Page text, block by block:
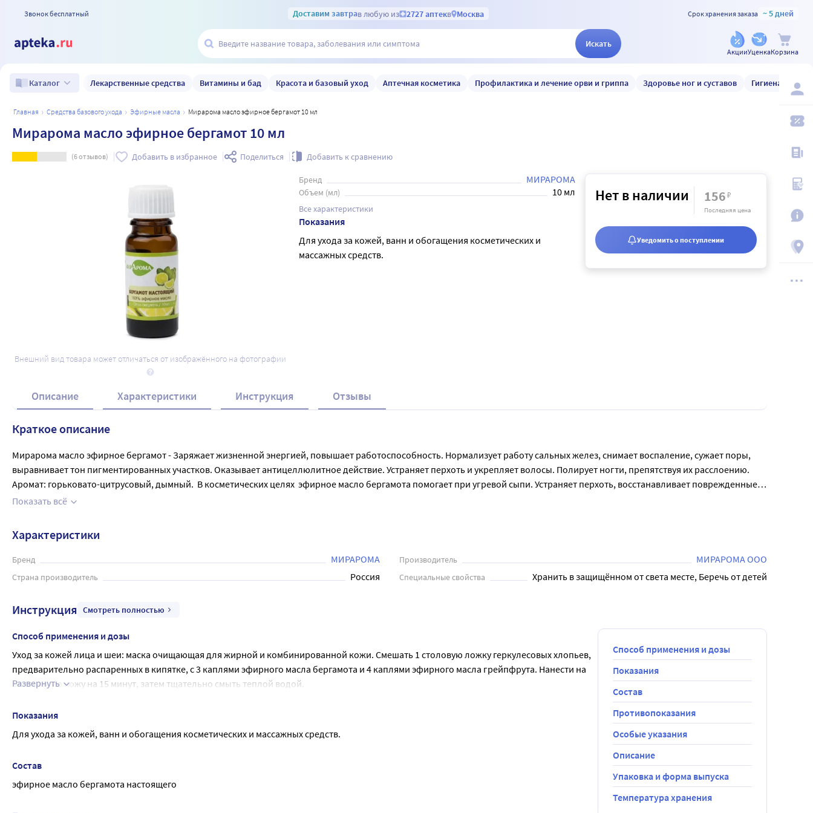
Звонок бесплатный Доставим завтрав любую из 2727 аптекв Москва Срок хранения заказа ~ 5 дней
Искать
АкцииУценкаКорзина
Каталог Лекарственные средства Витамины и бад Красота и базовый уход Аптечная косметика Профилактика и лечение орви и гриппа Здоровье ног и суставов Гигиена и уход
главная средства базового ухода эфирные масла Мирарома масло эфирное бергамот 10 мл
Мирарома масло эфирное бергамот 10 мл
(6отзывов) Добавить в избранное Поделиться Добавить к сравнению
Внешний вид товара может отличаться от изображённого на фотографии
Бренд МИРАРОМА
Объем (мл) 10 мл
Все характеристики
Показания
Для ухода за кожей, ванн и обогащения косметических и
массажных средств.
Нет в наличии 156₽
Последняя цена
Уведомить о поступлении
Описание Характеристики Инструкция Отзывы
Краткое описание
Мирарома масло эфирное бергамот - Заряжает жизненной энергией, повышает работоспособность. Нормализует работу сальных желез, снимает воспаление, сужает поры,
выравнивает тон пигментированных участков. Оказывает антицеллюлитное действие. Устраняет перхоть и укрепляет волосы. Полирует ногти, препятствуя их расслоению.
Аромат: горьковато-цитрусовый, дымный.  В косметических целях  эфирное масло бергамота помогает при угревой сыпи. Устраняет перхоть, восстанавливает поврежденные
волосы. Для ухода за кожей, ванн и обогащения косметических и массажных средств. Уход за кожей лица и шеи: маска очищающая для жирной и комбинированной кожи.
Уход за волосами: добавить 3-5 капель эфирного масла на 1 столовую ложку жирного масла (миндального или жожоба). Втереть эту смесь в кожу головы, затем обернуть
Показать всё
Характеристики
Бренд МИРАРОМА Производитель МИРАРОМА ООО
Страна производитель Россия Специальные свойства Хранить в защищённом от света месте, Беречь от детей
Инструкция Смотреть полностью
Способ применения и дозы
Уход за кожей лица и шеи: маска очищающая для жирной и комбинированной кожи. Смешать 1 столовую ложку геркулесовых хлопьев,
предварительно распаренных в кипятке, с 3 каплями эфирного масла бергамота и 4 каплями эфирного масла грейпфрута. Нанести на
очищенную кожу на 15 минут, затем тщательно смыть теплой водой.
смесь в кожу головы, затем обернуть волосы полотенцем и оставить на 30-40 минут. После проведения процедуры рекомендуется
помыть волосы шампунем.
Развернуть
Показания
Для ухода за кожей, ванн и обогащения косметических и массажных средств.
Состав
эфирное масло бергамота настоящего
Способ применения и дозы
Показания
Состав
Противопоказания
Особые указания
Описание
Упаковка и форма выпуска
Температура хранения